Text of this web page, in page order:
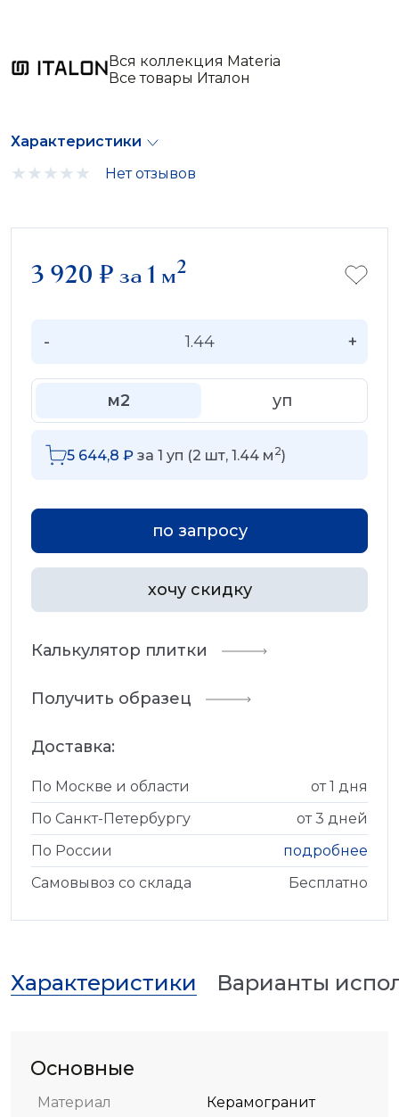
Вся коллекция Materia
Все товары Италон
Характеристики
Нет отзывов
3 920 ₽за 1 м2
- +
м2 уп
5 644,8 ₽ за 1 уп (2 шт, 1.44 м 2)
по запросу
хочу скидку
Калькулятор плитки
Получить образец
Доставка:
По Москве и области
от 1 дня
По Санкт-Петербургу
от 3 дней
По России
подробнее
Самовывоз со склада
Бесплатно
Характеристики Варианты
Основные
Материал
Керамогранит